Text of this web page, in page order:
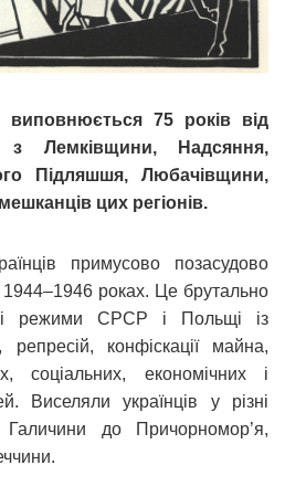
75 років від
з Лемківщини, Надсяння,
Підляшшя, Любачівщини,
цих регіонів.
примусово позасудово
роках. Це брутально
режими СРСР і Польщі із
репресій, конфіскації майна,
соціальних, економічних і
Виселяли українців у різні
до Причорномор’я,